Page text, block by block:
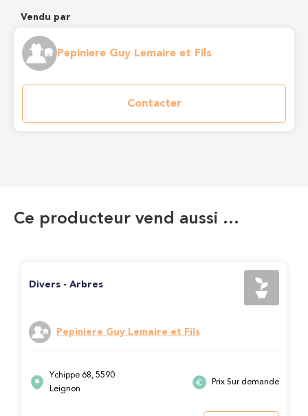
Vendu par
Pepiniere Guy Lemaire et Fils
Contacter
Ce producteur vend aussi …
Divers - Arbres
Pepiniere Guy Lemaire et Fils
Ychippe 68, 5590
Leignon
Prix Sur demande